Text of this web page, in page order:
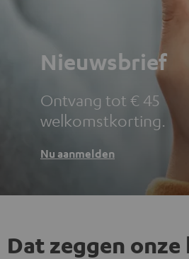
Nieuwsbrief
Ontvang tot € 45
welkomstkorting.
Nu aanmelden
Dat zeggen